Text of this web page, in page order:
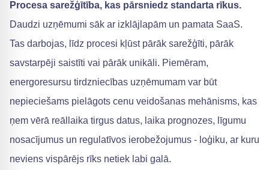
Procesa sarežģītība, kas pārsniedz standarta rīkus.
Daudzi uzņēmumi sāk ar izklājlapām un pamata SaaS.
Tas darbojas, līdz procesi kļūst pārāk sarežģīti, pārāk
savstarpēji saistīti vai pārāk unikāli. Piemēram,
energoresursu tirdzniecības uzņēmumam var būt
nepieciešams pielāgots cenu veidošanas mehānisms, kas
ņem vērā reāllaika tirgus datus, laika prognozes, līgumu
nosacījumus un regulatīvos ierobežojumus - loģiku, ar kuru
neviens vispārējs rīks netiek labi galā.